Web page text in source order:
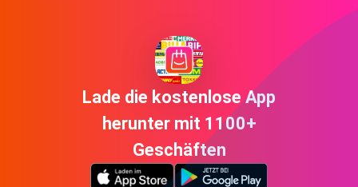
Lade die kostenlose App
herunter mit 1100+
Geschäften